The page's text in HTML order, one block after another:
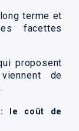
terme et
facettes
proposent
de
: le coût de